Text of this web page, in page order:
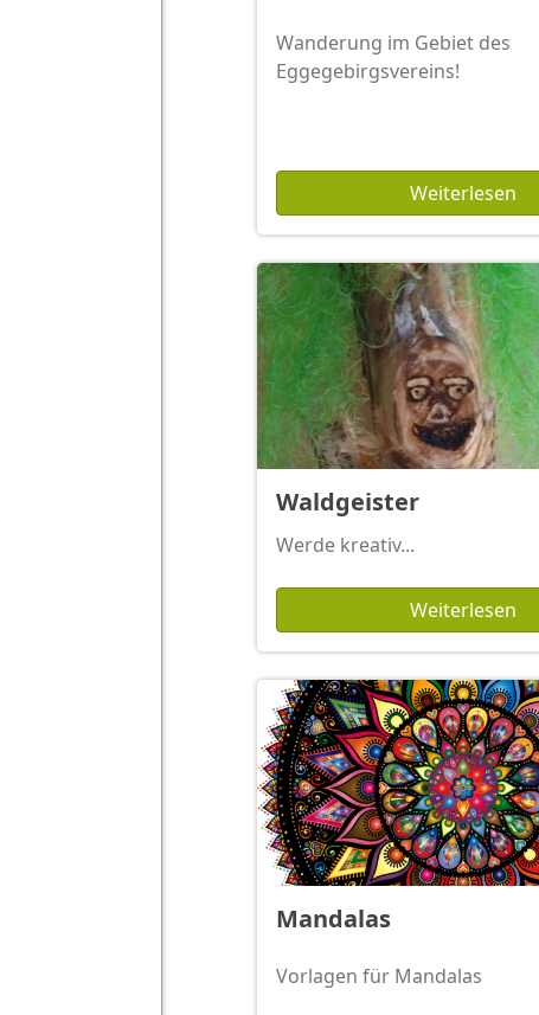
Wanderung im Gebiet des
Eggegebirgsvereins!
Weiterlesen
Waldgeister
Werde kreativ...
Weiterlesen
Mandalas
Vorlagen für Mandalas